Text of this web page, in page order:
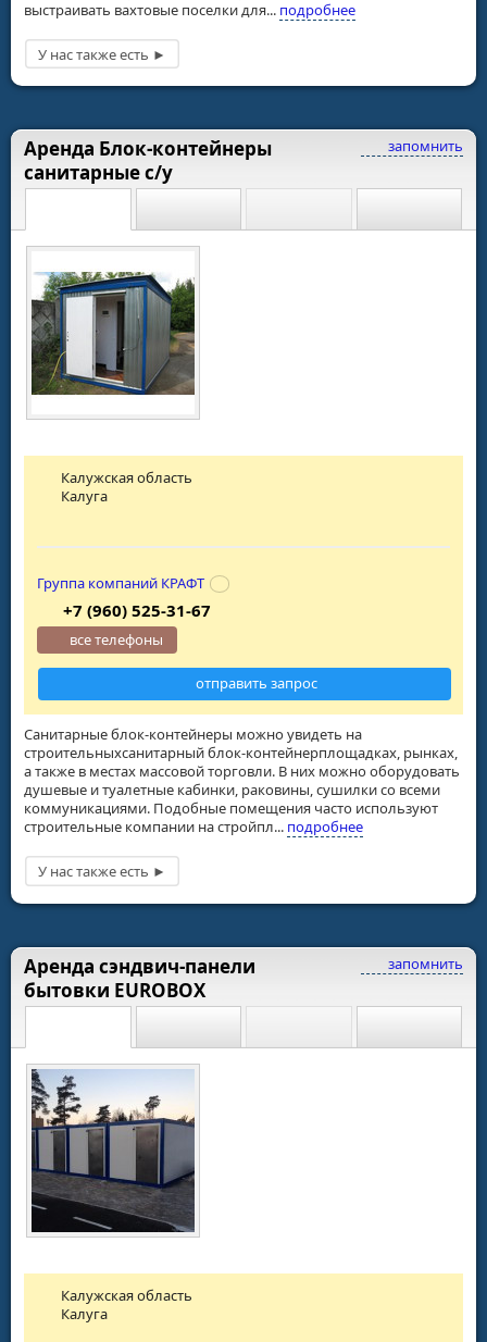
выстраивать вахтовые поселки для... подробнее
запомнить
Аренда Блок-контейнеры
санитарные с/у
Санитарные блок-контейнеры можно увидеть на
строительныхсанитарный блок-контейнерплощадках, рынках,
а также в местах массовой торговли. В них можно оборудовать
душевые и туалетные кабинки, раковины, сушилки со всеми
коммуникациями. Подобные помещения часто используют
строительные компании на стройпл... подробнее
Калужская область
Калуга
Группа компаний КРАФТ
+7 (960) 525-31-67
все телефоны
отправить запрос
запомнить
Аренда сэндвич-панели
бытовки EUROBOX
Калужская область
Калуга